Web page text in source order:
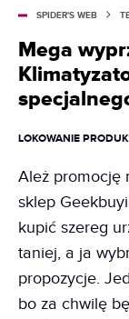
SPIDER'S WEB
Mega
LOKOWANIE
Ależ promocję
sklep
kupić szereg
taniej, a ja
propozycje.
bo za chwilę